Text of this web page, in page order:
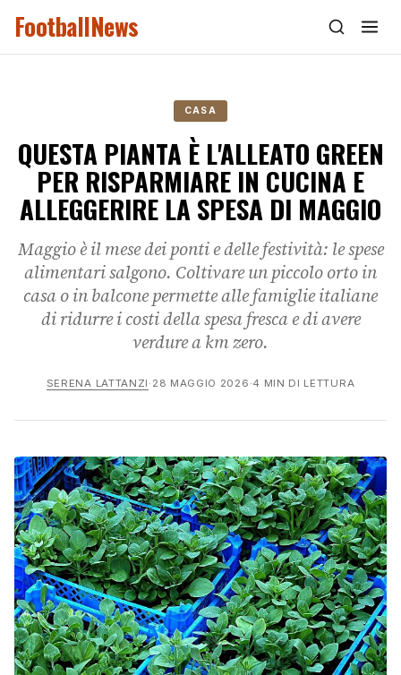
FootballNews
CASA
QUESTA PIANTA È L'ALLEATO GREEN
PER RISPARMIARE IN CUCINA E
ALLEGGERIRE LA SPESA DI MAGGIO
Maggio è il mese dei ponti e delle festività: le spese
alimentari salgono. Coltivare un piccolo orto in
casa o in balcone permette alle famiglie italiane
di ridurre i costi della spesa fresca e di avere
verdure a km zero.
SERENA LATTANZI · 28 MAGGIO 2026 ·4 MIN DI LETTURA